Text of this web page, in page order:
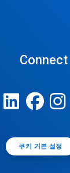
Connect
쿠키 기본 설정